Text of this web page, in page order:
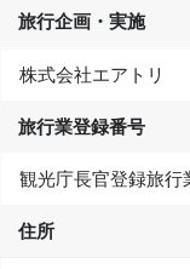
旅行企画・実施
株式会社エアトリ
旅行業登録番号
観光庁長官登録旅行
住所